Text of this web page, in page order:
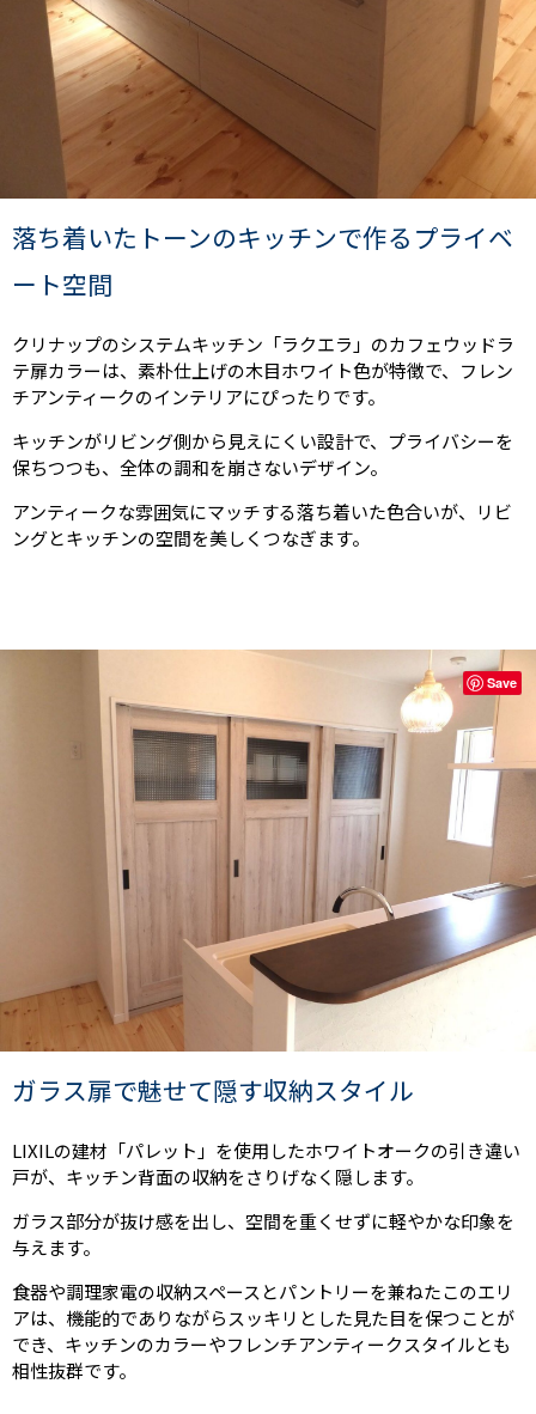
落ち着いたトーンのキッチンで作るプライベ
ート空間
クリナップのシステムキッチン「ラクエラ」のカフェウッドラ
テ扉カラーは、素朴仕上げの木目ホワイト色が特徴で、フレン
チアンティークのインテリアにぴったりです。
キッチンがリビング側から見えにくい設計で、プライバシーを
保ちつつも、全体の調和を崩さないデザイン。
アンティークな雰囲気にマッチする落ち着いた色合いが、リビ
ングとキッチンの空間を美しくつなぎます。
ガラス扉で魅せて隠す収納スタイル
LIXILの建材「パレット」を使用したホワイトオークの引き違い
戸が、キッチン背面の収納をさりげなく隠します。
ガラス部分が抜け感を出し、空間を重くせずに軽やかな印象を
与えます。
食器や調理家電の収納スペースとパントリーを兼ねたこのエリ
アは、機能的でありながらスッキリとした見た目を保つことが
でき、キッチンのカラーやフレンチアンティークスタイルとも
相性抜群です。
Save